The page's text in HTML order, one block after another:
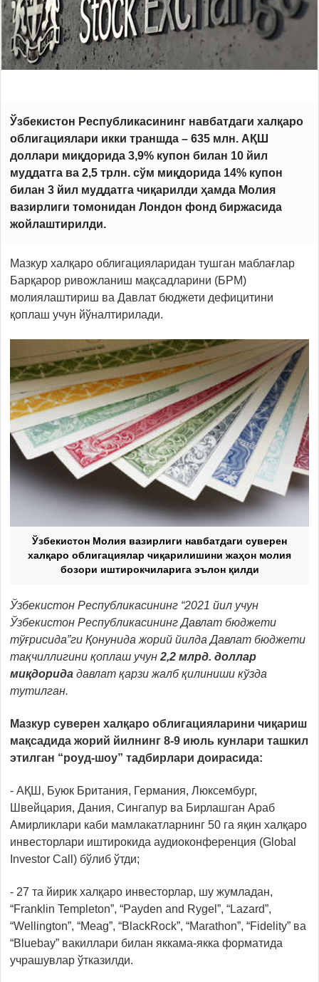
Ўзбекистон Республикасининг навбатдаги халқаро
облигациялари икки траншда – 635 млн. АҚШ
доллари миқдорида 3,9% купон билан 10 йил
муддатга ва 2,5 трлн. сўм миқдорида 14% купон
билан 3 йил муддатга чиқарилди ҳамда Молия
вазирлиги томонидан Лондон фонд биржасида
жойлаштирилди.
Мазкур халқаро облигацияларидан тушган маблағлар
Барқарор ривожланиш мақсадларини (БРМ)
молиялаштириш ва Давлат бюджети дефицитини
қоплаш учун йўналтирилади.
Ўзбекистон Молия вазирлиги навбатдаги суверен
халқаро облигациялар чиқарилишини жаҳон молия
бозори иштирокчиларига эълон қилди
Ўзбекистон Республикасининг “2021 йил учун
Ўзбекистон Республикасининг Давлат бюджети
тўғрисида”ги Қонунида жорий йилда Давлат бюджети
тақчиллигини қоплаш учун 2,2 млрд. доллар
миқдорида давлат қарзи жалб қилиниши кўзда
тутилган.
Мазкур суверен халқаро облигацияларини чиқариш
мақсадида жорий йилнинг 8-9 июль кунлари ташкил
этилган “роуд-шоу” тадбирлари доирасида:
- АҚШ, Буюк Британия, Германия, Люксембург,
Швейцария, Дания, Сингапур ва Бирлашган Араб
Амирликлари каби мамлакатларнинг 50 га яқин халқаро
инвесторлари иштирокида аудиоконференция (Global
Investor Call) бўлиб ўтди;
- 27 та йирик халқаро инвесторлар, шу жумладан,
“Franklin Templeton”, “Payden and Rygel”, “Lazard”,
“Wellington”, “Meag”, “BlackRock”, “Marathon”, “Fidelity” ва
“Bluebay” вакиллари билан яккама-якка форматида
учрашувлар ўтказилди.